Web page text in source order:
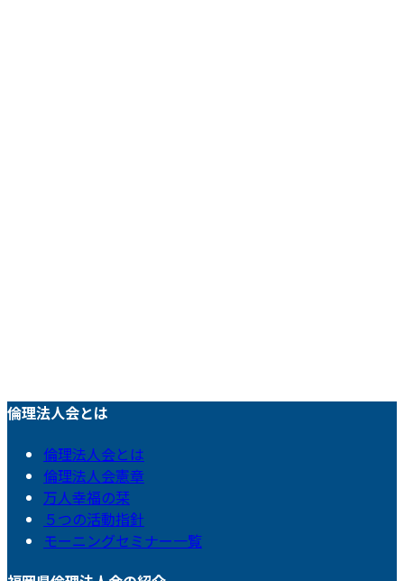
倫理法人会とは
倫理法人会とは
倫理法人会憲章
万人幸福の栞
５つの活動指針
モーニングセミナー一覧